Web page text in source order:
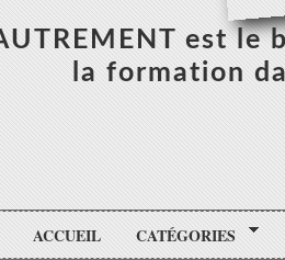
est
la formation
ACCUEIL CATÉGORIES